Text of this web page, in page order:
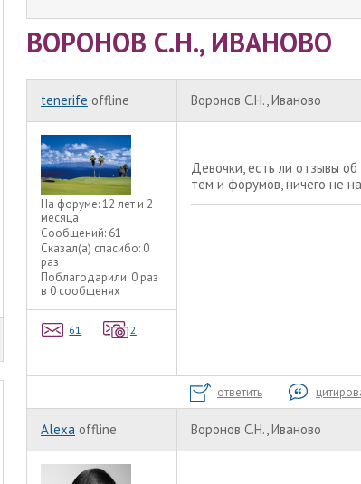
ВОРОНОВ С.Н., ИВАНОВО
tenerife offline Воронов С.Н., Иваново
На форуме:12 лет и 2
месяца
Сообщений: 61
Сказал(а) спасибо: 0
раз
Поблагодарили: 0 раз
в 0 сообщенях
61 2
Девочки, есть ли отзывы
тем и форумов, ничего не
ответить
Alexa offline Воронов С.Н., Иваново